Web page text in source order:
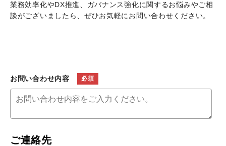
業務効率化やDX推進、ガバナンス強化に関するお悩みやご相
談がございましたら、ぜひお気軽にお問い合わせください。
お問い合わせ内容
ご連絡先